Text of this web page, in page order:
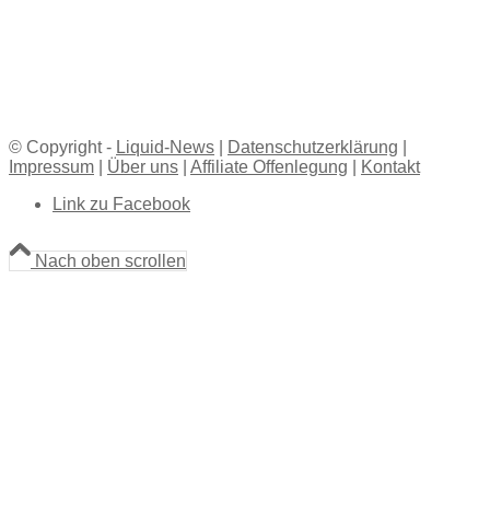
© Copyright - Liquid-News Datenschutzerklärung
Impressum
Über uns Affiliate Offenlegung
Kontakt
Link zu Facebook
Nach oben scrollen